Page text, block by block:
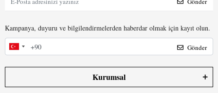
Kampanya, duyuru ve bilgilendirmelerden haberdar olmak için kayıt olun.
Gönder
Kurumsal